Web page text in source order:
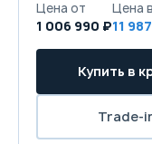
1 006 990 ₽11 987